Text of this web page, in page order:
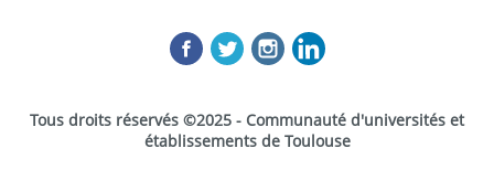
Tous droits réservés ©2025 - Communauté d'universités et
établissements de Toulouse